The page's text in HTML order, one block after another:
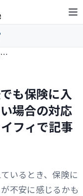
入院・手術が決まった後でも保険に入れる？保険に入っていない場合の対応方法も解説（保険比較ライフィで記事執筆）
も保険に入
場合の対応
フィで記事
いるとき、保険に
不安に感じるかも